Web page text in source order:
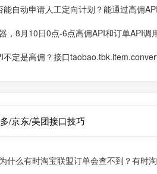
能自动申请人工定向计划？能通过高佣
，8月10日0点-6点高佣API和订单API调
不定是高佣？接口
/京东/美团接口技巧
什么有时淘宝联盟订单会查不到？有时